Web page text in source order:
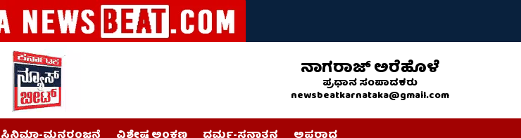
ನಾಗರಾಜ್ ಅರೆಹೊಳೆ
ಪ್ರಧಾನ ಸಂಪಾದಕರು
newsbeatkarnataka@gmail.com